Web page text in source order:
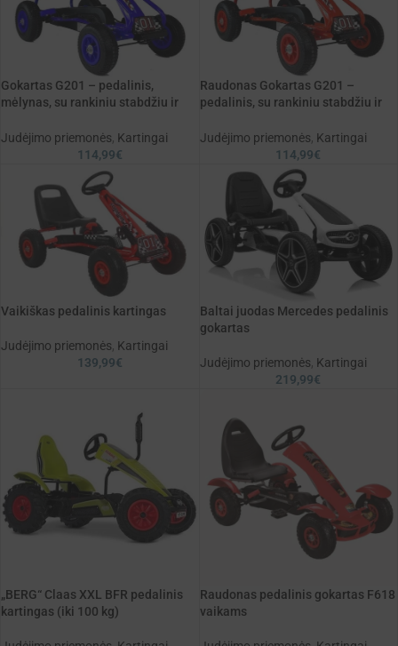
Gokartas G201 – pedalinis,
mėlynas, su rankiniu stabdžiu ir
Judėjimo priemonės, Kartingai
114,99€
Raudonas Gokartas G201 –
pedalinis, su rankiniu stabdžiu ir
Judėjimo priemonės, Kartingai
114,99€
Vaikiškas pedalinis kartingas
Judėjimo priemonės, Kartingai
139,99€
Baltai juodas Mercedes pedalinis
gokartas
Judėjimo priemonės, Kartingai
219,99€
„BERG“ Claas XXL BFR pedalinis
kartingas (iki 100 kg)
Raudonas pedalinis gokartas F618
vaikams